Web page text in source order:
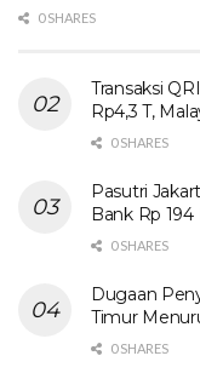
0 SHARES
Transaksi
Rp4,3 T,
0 SHARES
Pasutri
Bank Rp 194
0 SHARES
Dugaan
Timur
0 SHARES